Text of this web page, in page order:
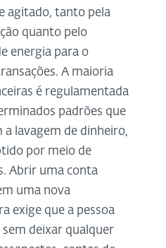
agitado, tanto pela
quanto pelo
energia para o
A maioria
é regulamentada
padrões que
lavagem de dinheiro,
por meio de
Abrir uma conta
uma nova
exige que a pessoa
deixar qualquer